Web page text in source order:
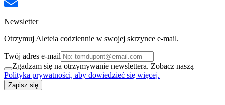
Newsletter
Otrzymuj Aleteia codziennie w swojej skrzynce e-mail.
Twój adres e-mail
Zgadzam się na otrzymywanie newslettera. Zobacz naszą
Polityka prywatności, aby dowiedzieć się więcej.
Zapisz się